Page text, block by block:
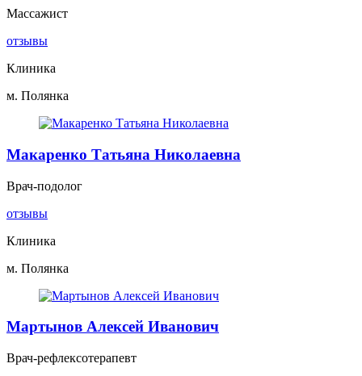
Массажист
отзывы
Клиника
м. Полянка
Макаренко Татьяна Николаевна
Врач-подолог
отзывы
Клиника
м. Полянка
Мартынов Алексей Иванович
Врач-рефлексотерапевт